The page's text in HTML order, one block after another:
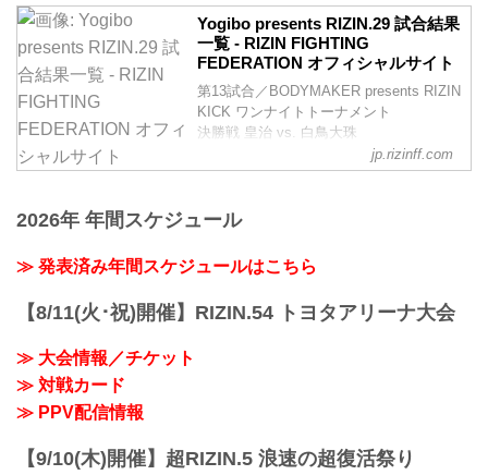
Yogibo presents RIZIN.29 試合結果
一覧 - RIZIN FIGHTING
FEDERATION オフィシャルサイト
第13試合／BODYMAKER presents RIZIN
KICK ワンナイトトーナメント
決勝戦 皇治 vs. 白鳥大珠
Full Fight | 皇治 vs. 白鳥大珠 / Kouzi vs.
Taiju Shiratori - RIZIN.29
RIZIN キックボクシングトーナメントル
（LOSE）皇治 vs. 白鳥大珠（WIN）
3R 判定 （0-3）
第12試合／バンタム級トーナメント 1回
jp.rizinff.com
2026年 年間スケジュール
≫ 発表済み年間スケジュールはこちら
【8/11(火･祝)開催】RIZIN.54 トヨタアリーナ大会
≫ 大会情報／チケット
≫ 対戦カード
≫ PPV配信情報
【9/10(木)開催】超RIZIN.5 浪速の超復活祭り